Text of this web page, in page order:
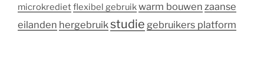
microkredietflexibel gebruikwarm bouwen zaanse
eilanden hergebruikstudie gebruikers platform